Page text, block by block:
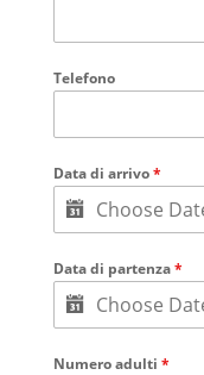
Telefono
Data di arrivo*
Data di partenza*
Numero adulti *